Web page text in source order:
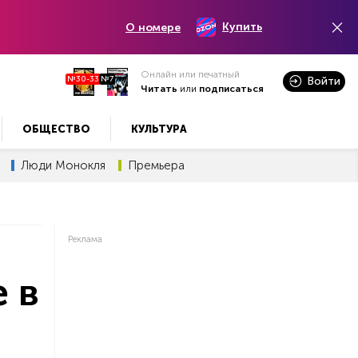
О номере Купить
№30-33 №7
Онлайн или печатный
Читать или подписаться
Войти
ОБЩЕСТВО КУЛЬТУРА
Люди Монокля Премьера
в
Реклама